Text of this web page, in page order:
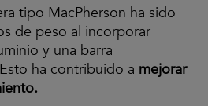
tipo MacPherson ha sido
de peso al incorporar
y una barra
ha contribuido a mejorar